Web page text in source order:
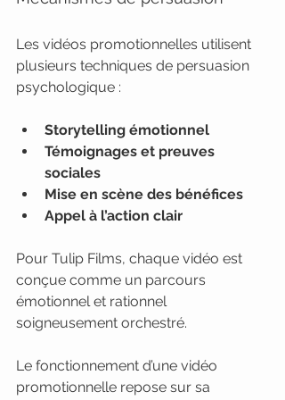
Les vidéos promotionnelles utilisent
plusieurs techniques de persuasion
psychologique :
Storytelling émotionnel
Témoignages et preuves
sociales
Mise en scène des bénéfices
Appel à l’action clair
Pour Tulip Films, chaque vidéo est
conçue comme un parcours
émotionnel et rationnel
soigneusement orchestré.
Le fonctionnement d’une vidéo
promotionnelle repose sur sa